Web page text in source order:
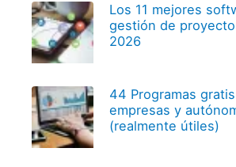
Los 11 mejores
gestión de
2026
44 Programas
empresas y
(realmente útiles)